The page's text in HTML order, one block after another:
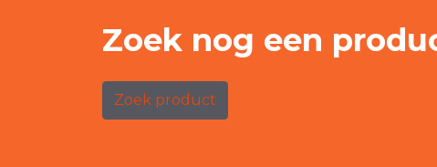
Zoek nog een
Zoek product